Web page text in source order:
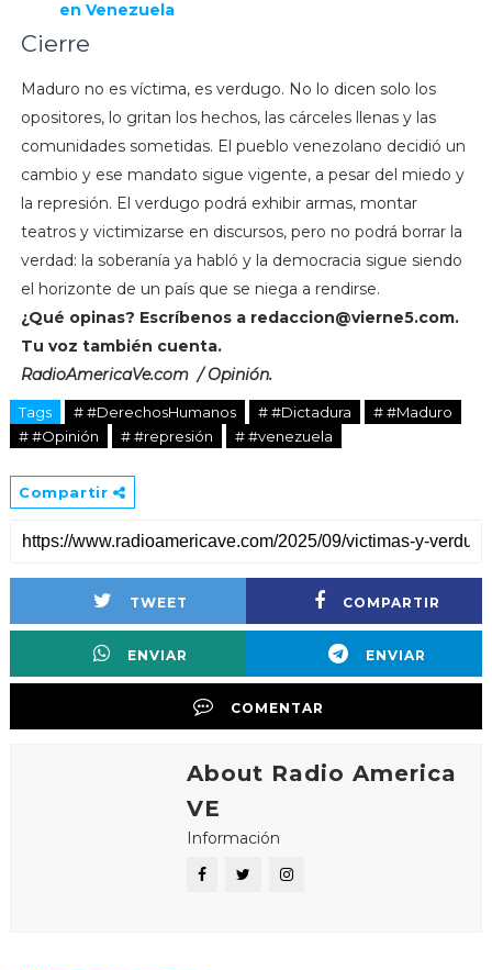
en Venezuela
Cierre
Maduro no es víctima, es verdugo. No lo dicen solo los
opositores, lo gritan los hechos, las cárceles llenas y las
comunidades sometidas. El pueblo venezolano decidió un
cambio y ese mandato sigue vigente, a pesar del miedo y
la represión. El verdugo podrá exhibir armas, montar
teatros y victimizarse en discursos, pero no podrá borrar la
verdad: la soberanía ya habló y la democracia sigue siendo
el horizonte de un país que se niega a rendirse.
¿Qué opinas? Escríbenos a redaccion@vierne5.com.
Tu voz también cuenta.
RadioAmericaVe.com / Opinión.
Tags # #DerechosHumanos # #Dictadura
# #Maduro
# #Opinión
# #represión # #venezuela
Compartir
TWEET COMPARTIR
ENVIAR ENVIAR
COMENTAR
About Radio America
VE
Información